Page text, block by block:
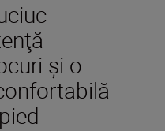
şi o